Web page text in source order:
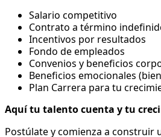
Salario competitivo
Contrato a término
Incentivos por resultados
Fondo de empleados
Convenios y beneficios
Beneficios emocionales
Plan Carrera para tu
Aquí tu talento cuenta y tu
Postúlate y comienza a construir